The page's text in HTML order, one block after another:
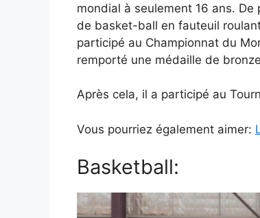
mondial à seulement 16 ans. De
de basket-ball en fauteuil
participé au Championnat du
remporté une médaille de
Après cela, il a participé au
Vous pourriez également aimer:
Basketball: